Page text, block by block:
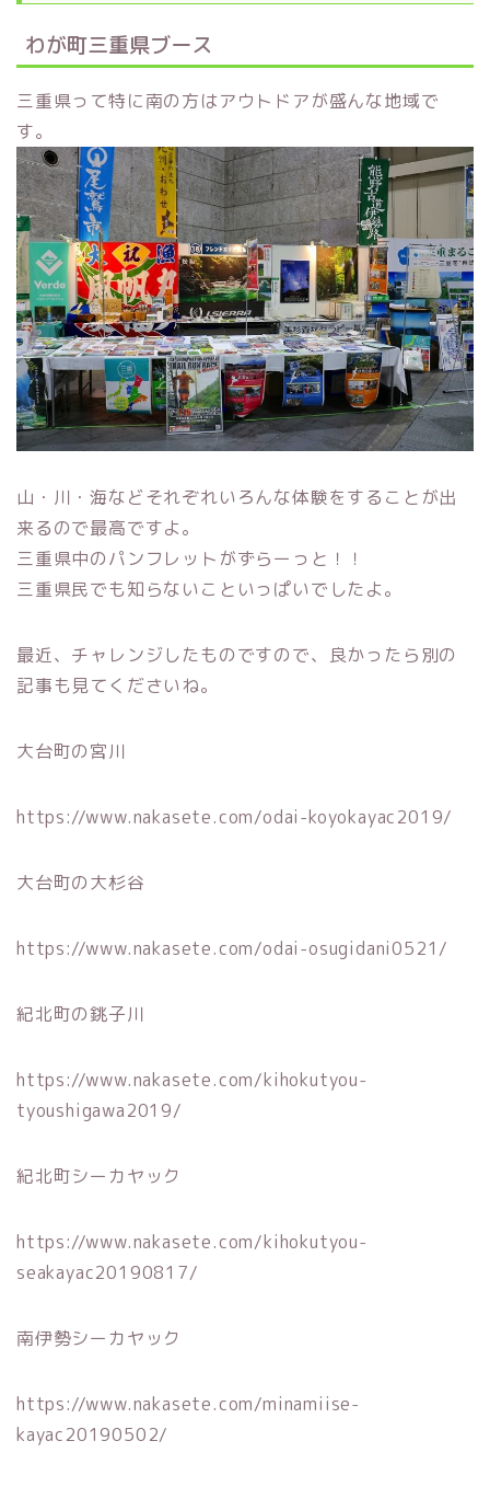
わが町三重県ブース
三重県って特に南の方はアウトドアが盛んな地域で
す。
山・川・海などそれぞれいろんな体験をすることが出
来るので最高ですよ。
三重県中のパンフレットがずらーっと！！
三重県民でも知らないこといっぱいでしたよ。
最近、チャレンジしたものですので、良かったら別の
記事も見てくださいね。
大台町の宮川
https://www.nakasete.com/odai-koyokayac2019/
大台町の大杉谷
https://www.nakasete.com/odai-osugidani0521/
紀北町の銚子川
https://www.nakasete.com/kihokutyou-
tyoushigawa2019/
紀北町シーカヤック
https://www.nakasete.com/kihokutyou-
seakayac20190817/
南伊勢シーカヤック
https://www.nakasete.com/minamiise-
kayac20190502/